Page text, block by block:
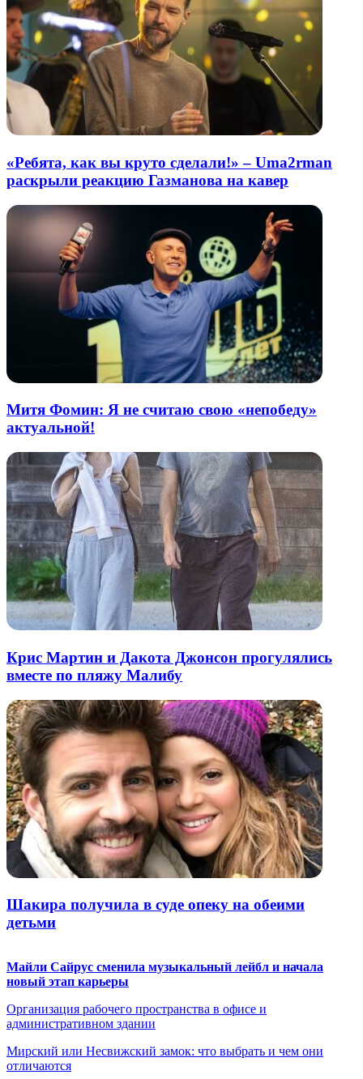
«Ребята, как вы круто сделали!» – Uma2rman
раскрыли реакцию Газманова на кавер
Митя Фомин: Я не считаю свою «непобеду»
актуальной!
Крис Мартин и Дакота Джонсон прогулялись
вместе по пляжу Малибу
Шакира получила в суде опеку на обеими
детьми
Майли Сайрус сменила музыкальный лейбл и начала
новый этап карьеры
Организация рабочего пространства в офисе и
административном здании
Мирский или Несвижский замок: что выбрать и чем они
отличаются